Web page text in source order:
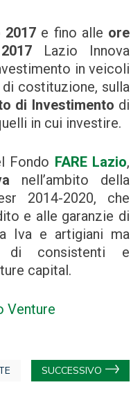
2017 e fino alle ore
Lazio Innova
in veicoli
costituzione, sulla
di Investimento di
in cui investire.
Fondo FARE Lazio,
nell’ambito della
2014-2020, che
e alle garanzie di
Iva e artigiani ma
di consistenti e
capital.
Venture
SUCCESSIVO